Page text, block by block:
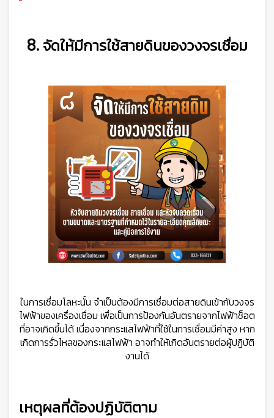
8. จัดให้มีการใช้สายดินของวงจรเชื่อม
ในการเชื่อมโลหะนั้น จำเป็นต้องมีการเชื่อมต่อสายดินเข้ากับวงจร
ไฟฟ้าของเครื่องเชื่อม เพื่อเป็นการป้องกันอันตรายจากไฟฟ้าช็อต
ที่อาจเกิดขึ้นได้ เนื่องจากกระแสไฟฟ้าที่ใช้ในการเชื่อมมีค่าสูง หาก
เกิดการรั่วไหลของกระแสไฟฟ้า อาจทำให้เกิดอันตรายต่อผู้ปฏิบัติ
งานได้
เหตุผลที่ต้องปฏิบัติตาม